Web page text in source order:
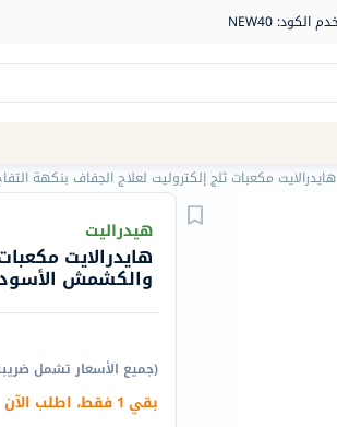
الصيدلية
الماركات
carroten
betadine
هايدرالايت مكعبات ثلج إلكتروليت لعلاج الجفاف بنكهة التفاح والكشمش
هيدراليت
هايدرالايت
والكشمش الأسود، 62.5 مل، حزمة من 16
(جميع الأسعار تشمل
بقي 1 فقط، اطلب الآن